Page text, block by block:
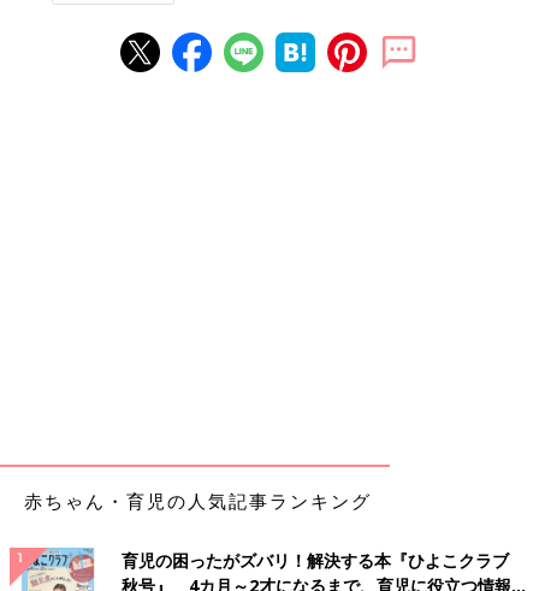
赤ちゃん・育児の人気記事ランキング
育児の困ったがズバリ！解決する本『ひよこクラブ
秋号』 4カ月～2才になるまで、育児に役立つ情報が